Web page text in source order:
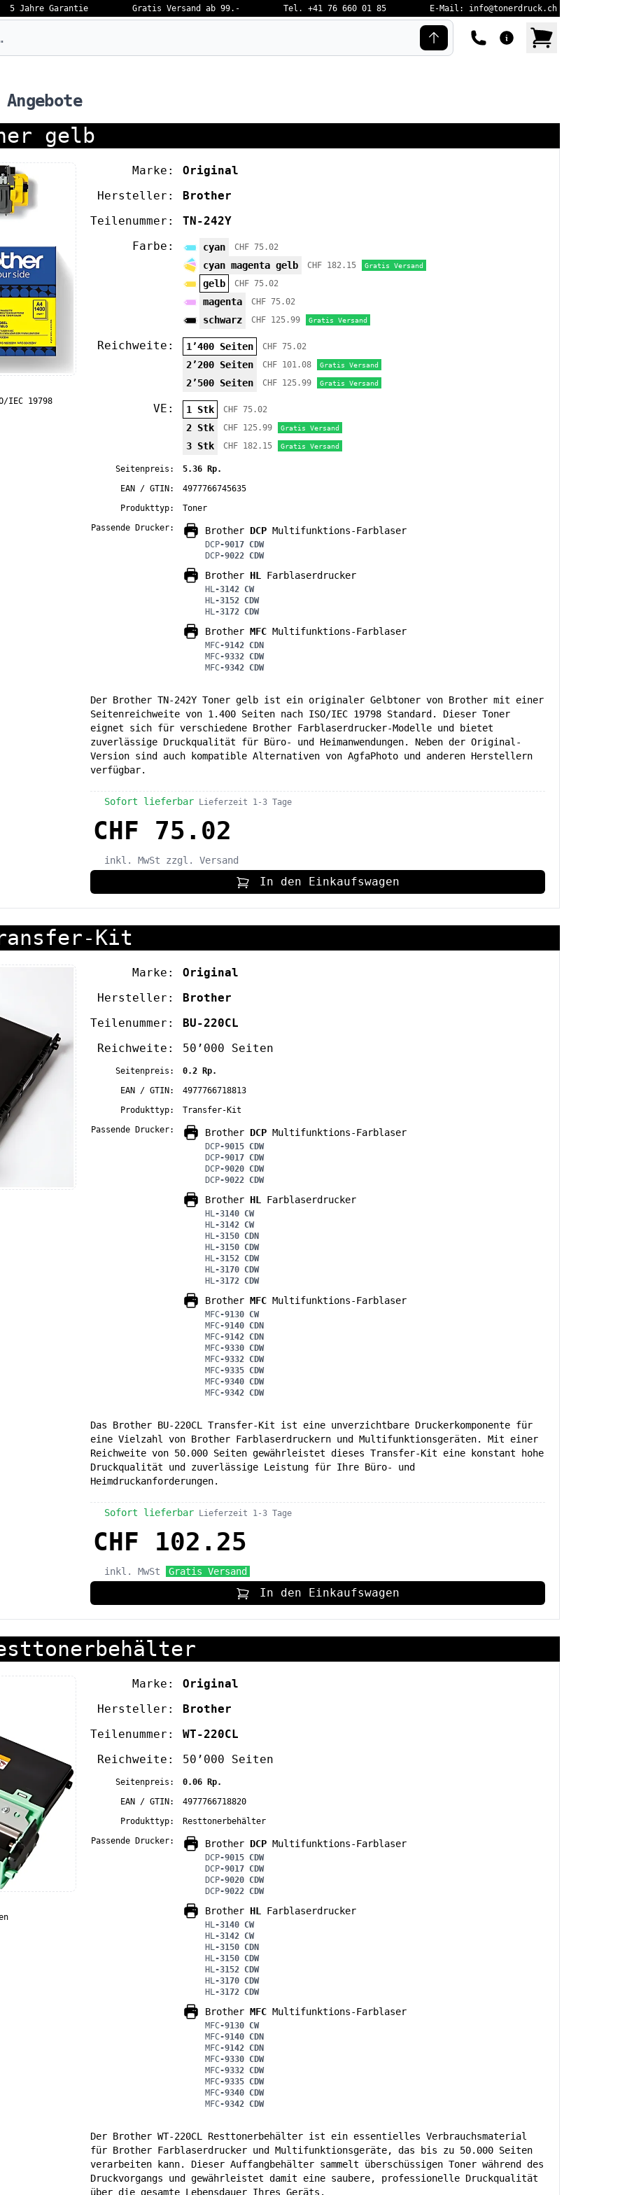
5 Jahre Garantie Gratis Versand ab 99.- Tel. +41 76 660 01 85 E-Mail: info@tonerdruck.ch
gelb
IEC 19798
Marke:
Original
Hersteller:
Brother
Teilenummer:
TN-242Y
Farbe:
cyan CHF 75.02
cyan magenta gelb CHF 182.15 Gratis Versand
gelb CHF 75.02
magenta CHF 75.02
schwarz CHF 125.99 Gratis Versand
Reichweite: 1’400 Seiten CHF 75.02
2’200 Seiten CHF 101.08 Gratis Versand
2’500 Seiten CHF 125.99 Gratis Versand
VE: 1 Stk CHF 75.02
2 Stk CHF 125.99 Gratis Versand
3 Stk CHF 182.15 Gratis Versand
Seitenpreis:
5.36 Rp.
EAN / GTIN:
4977766745635
Produkttyp:
Toner
Passende Drucker:
Brother DCP Multifunktions-Farblaser
DCP-9017 CDW
DCP-9022 CDW
Brother HL Farblaserdrucker
HL-3142 CW
HL-3152 CDW
HL-3172 CDW
Brother MFC Multifunktions-Farblaser
MFC-9142 CDN
MFC-9332 CDW
MFC-9342 CDW
Der Brother TN-242Y Toner gelb ist ein originaler Gelbtoner von Brother mit einer
Seitenreichweite von 1.400 Seiten nach ISO/IEC 19798 Standard. Dieser Toner
eignet sich für verschiedene Brother Farblaserdrucker-Modelle und bietet
zuverlässige Druckqualität für Büro- und Heimanwendungen. Neben der Original-
Version sind auch kompatible Alternativen von AgfaPhoto und anderen Herstellern
verfügbar.
Sofort lieferbar Lieferzeit 1-3 Tage
CHF 75.02
inkl. MwSt zzgl. Versand
In den Einkaufswagen
Kit
Marke:
Original
Hersteller:
Brother
Teilenummer:
BU-220CL
Reichweite:
50’000 Seiten
Seitenpreis:
0.2 Rp.
EAN / GTIN:
4977766718813
Produkttyp:
Transfer-Kit
Passende Drucker:
Brother DCP Multifunktions-Farblaser
DCP-9015 CDW
DCP-9017 CDW
DCP-9020 CDW
DCP-9022 CDW
Brother HL Farblaserdrucker
HL-3140 CW
HL-3142 CW
HL-3150 CDN
HL-3150 CDW
HL-3152 CDW
HL-3170 CDW
HL-3172 CDW
Brother MFC Multifunktions-Farblaser
MFC-9130 CW
MFC-9140 CDN
MFC-9142 CDN
MFC-9330 CDW
MFC-9332 CDW
MFC-9335 CDW
MFC-9340 CDW
MFC-9342 CDW
Das Brother BU-220CL Transfer-Kit ist eine unverzichtbare Druckerkomponente für
eine Vielzahl von Brother Farblaserdruckern und Multifunktionsgeräten. Mit einer
Reichweite von 50.000 Seiten gewährleistet dieses Transfer-Kit eine konstant hohe
Druckqualität und zuverlässige Leistung für Ihre Büro- und
Heimdruckanforderungen.
Sofort lieferbar Lieferzeit 1-3 Tage
CHF 102.25
inkl. MwSt Gratis Versand
In den Einkaufswagen
Marke:
Original
Hersteller:
Brother
Teilenummer:
WT-220CL
Reichweite:
50’000 Seiten
Seitenpreis:
0.06 Rp.
EAN / GTIN:
4977766718820
Produkttyp:
Resttonerbehälter
Passende Drucker:
Brother DCP Multifunktions-Farblaser
DCP-9015 CDW
DCP-9017 CDW
DCP-9020 CDW
DCP-9022 CDW
Brother HL Farblaserdrucker
HL-3140 CW
HL-3142 CW
HL-3150 CDN
HL-3150 CDW
HL-3152 CDW
HL-3170 CDW
HL-3172 CDW
Brother MFC Multifunktions-Farblaser
MFC-9130 CW
MFC-9140 CDN
MFC-9142 CDN
MFC-9330 CDW
MFC-9332 CDW
MFC-9335 CDW
MFC-9340 CDW
MFC-9342 CDW
Der Brother WT-220CL Resttonerbehälter ist ein essentielles Verbrauchsmaterial
für Brother Farblaserdrucker und Multifunktionsgeräte, das bis zu 50.000 Seiten
verarbeiten kann. Dieser Auffangbehälter sammelt überschüssigen Toner während des
Druckvorgangs und gewährleistet damit eine saubere, professionelle Druckqualität
über die gesamte Lebensdauer Ihres Geräts.